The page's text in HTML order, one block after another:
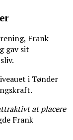
Frank
gav sit
i Tønder
at placere
Frank